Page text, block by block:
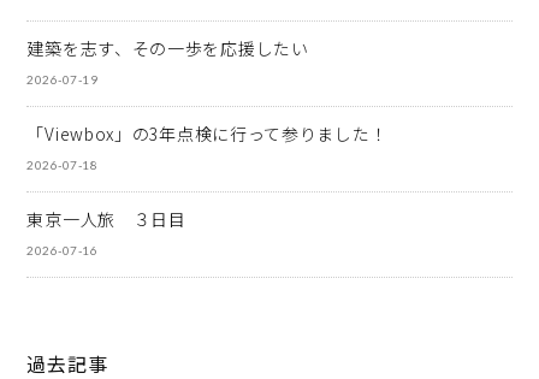
建築を志す、その一歩を応援したい
2026-07-19
「Viewbox」の3年点検に行って参りました！
2026-07-18
東京一人旅 ３日目
2026-07-16
過去記事